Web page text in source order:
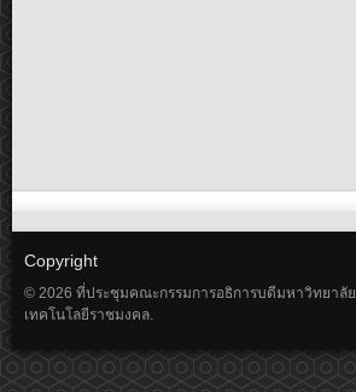
Copyright
© 2026 ที่ประชุมคณะกรรมการอธิการบดีมหาวิทยาลัย
เทคโนโลยีราชมงคล.